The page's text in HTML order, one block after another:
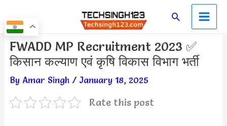
to
content
SearchMain
Menu
FWADD MP Recruitment 2023 ✅
किसान कल्याण एवं कृषि विकास विभाग भर्ती
By Amar Singh / January 18, 2025
Rate this post
Post
navigation